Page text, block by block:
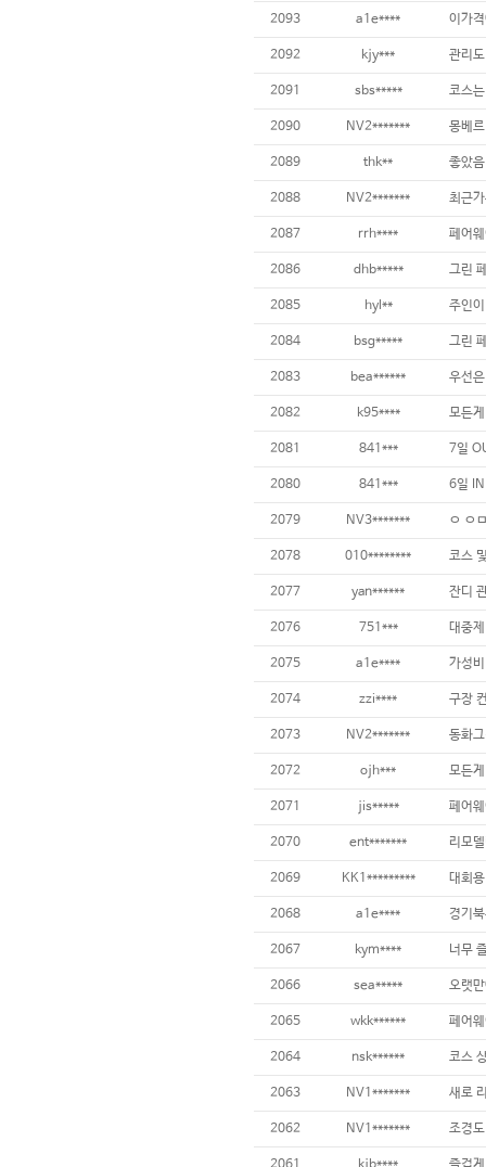
2093 a1e****
2092 kjy***
2091 sbs*****
2090 NV2******* 몽베
2089 thk** 좋았
2088 NV2*******
2087 rrh****
2086 dhb*****
2085 hyl**
2084 bsg*****
2083 bea******
2082 k95****
2081 841***
2080 841***
2079 NV3******* ㅇ ㅇ
2078 010********
2077 yan******
2076 751***
2075 a1e**** 가성
2074 zzi****
2073 NV2*******
2072 ojh***
2071 jis*****
2070 ent*******
2069 KK1*********
2068 a1e**** 경기
2067 kym**** 너무
2066 sea*****
2065 wkk******
2064 nsk****** 코스
2063 NV1*******
2062 NV1*******